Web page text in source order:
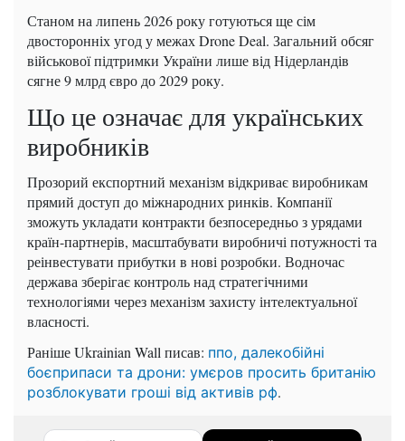
Станом на липень 2026 року готуються ще сім
двосторонніх угод у межах Drone Deal. Загальний обсяг
військової підтримки України лише від Нідерландів
сягне 9 млрд євро до 2029 року.
Що це означає для українських
виробників
Прозорий експортний механізм відкриває виробникам
прямий доступ до міжнародних ринків. Компанії
зможуть укладати контракти безпосередньо з урядами
країн-партнерів, масштабувати виробничі потужності та
реінвестувати прибутки в нові розробки. Водночас
держава зберігає контроль над стратегічними
технологіями через механізм захисту інтелектуальної
власності.
Раніше Ukrainian Wall писав: ппо, далекобійні
боєприпаси та дрони: умєров просить британію
розблокувати гроші від активів рф.